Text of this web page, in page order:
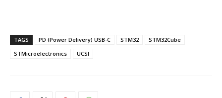
TAGS PD (Power Delivery) USB-C STM32
STM32Cube
STMicroelectronics
UCSI